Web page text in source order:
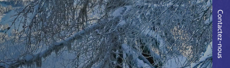
Contactez-nous